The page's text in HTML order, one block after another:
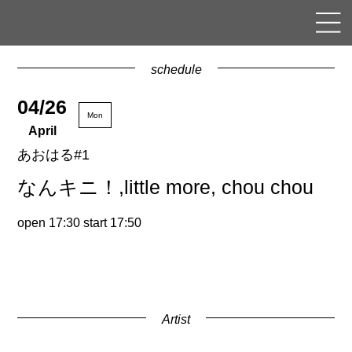
schedule
04/26
April
Mon
あおはる#1
なんキニ！,little more, chou chou
open 17:30 start 17:50
Artist